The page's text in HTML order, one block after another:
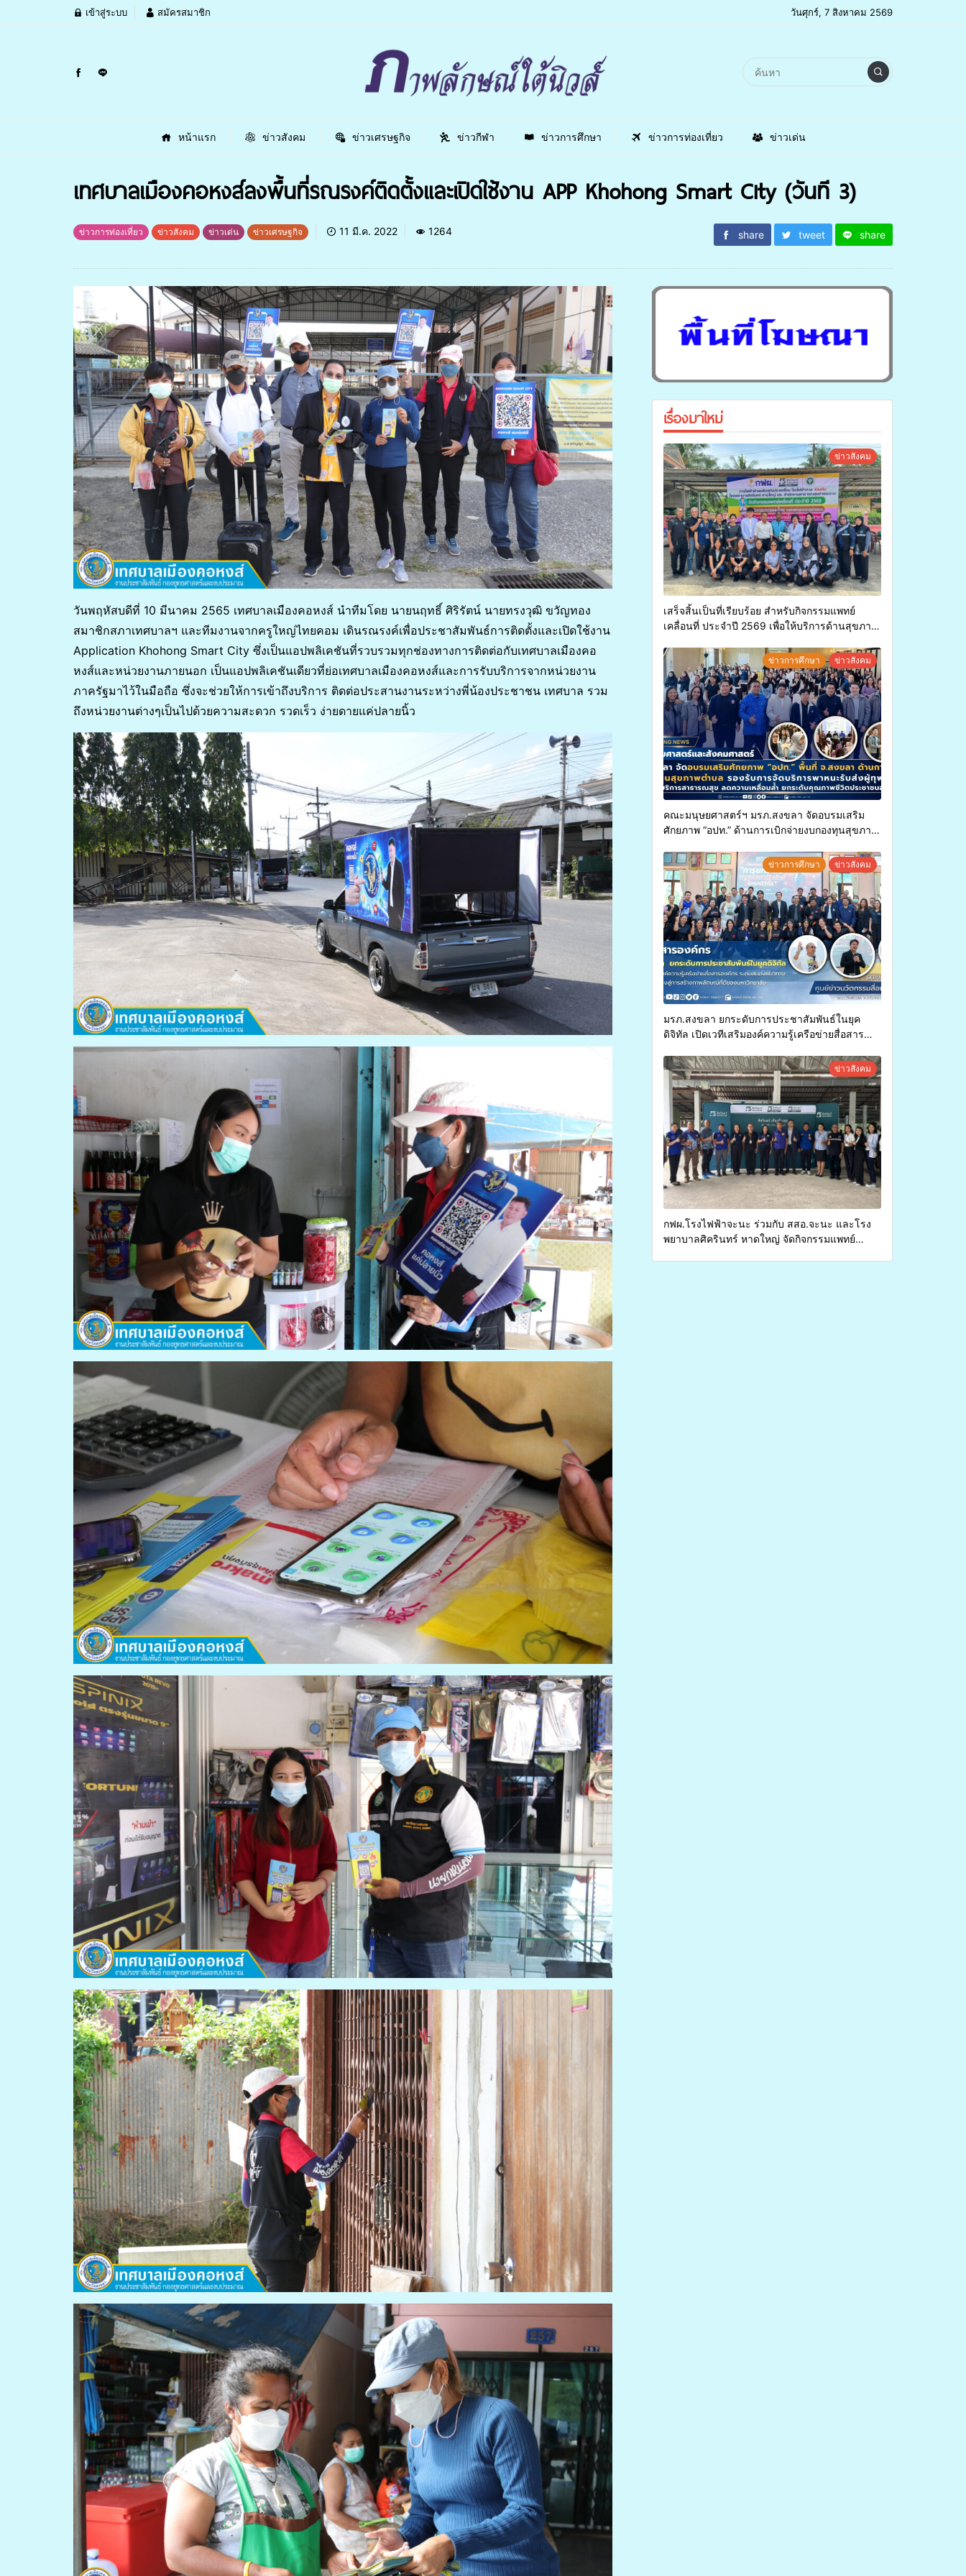
เข้าสู่ระบบ สมัครสมาชิก วันศุกร์, 7 สิงหาคม 2569
หน้าแรก ข่าวสังคม ข่าวเศรษฐกิจ ข่าวกีฬา ข่าวการศึกษา ข่าวการท่องเที่ยว ข่าวเด่น
เทศบาลเมืองคอหงส์ลงพื้นที่รณรงค์ติดตั้งและเปิดใช้งาน APP Khohong Smart City (วันที 3)
ข่าวการท่องเที่ยว ข่าวสังคม ข่าวเด่น ข่าวเศรษฐกิจ 11 มี.ค. 2022 1264 share tweet share
วันพฤหัสบดีที่ 10 มีนาคม 2565 เทศบาลเมืองคอหงส์ นำทีมโดย นายนฤทธิ์ ศิริรัตน์ นายทรงวุฒิ ขวัญทอง
สมาชิกสภาเทศบาลฯ และทีมงานจากครูใหญ่ไทยคอม เดินรณรงค์เพื่อประชาสัมพันธ์การติดตั้งและเปิดใช้งาน
Application Khohong Smart City ซึ่งเป็นแอปพลิเคชันที่รวบรวมทุกช่องทางการติดต่อกับเทศบาลเมืองคอ
หงส์และหน่วยงานภายนอก เป็นแอปพลิเคชันเดียวที่ย่อเทศบาลเมืองคอหงส์และการรับบริการจากหน่วยงาน
ภาครัฐมาไว้ในมือถือ ซึ่งจะช่วยให้การเข้าถึงบริการ ติดต่อประสานงานระหว่างพี่น้องประชาชน เทศบาล รวม
ถึงหน่วยงานต่างๆเป็นไปด้วยความสะดวก รวดเร็ว ง่ายดายแค่ปลายนิ้ว
เรื่องมาใหม่
ข่าวสังคม
เสร็จสิ้นเป็นที่เรียบร้อย สำหรับกิจกรรมแพทย์
เคลื่อนที่ ประจำปี 2569 เพื่อให้บริการด้านสุขภาพ
ข่าวการศึกษา ข่าวสังคม
คณะมนุษยศาสตร์ฯ มรภ.สงขลา จัดอบรมเสริม
ศักยภาพ “อปท.” ด้านการเบิกจ่ายงบกองทุนสุขภาพ
ทุพพลภาพเพื่อเข้ารับบริการสาธารณสุข ลดความ
เหลื่อมล้ำ ยกระดับคุณภาพชีวิตประชาชนอย่าง
ยั่งยืน
ข่าวการศึกษา ข่าวสังคม
มรภ.สงขลา ยกระดับการประชาสัมพันธ์ในยุค
ดิจิทัล เปิดเวทีเสริมองค์ความรู้เครือข่ายสื่อสาร
การสร้างภาพลักษณ์ที่ดีของมหาวิทยาลัยข่าวสังคม
กฟผ.โรงไฟฟ้าจะนะ ร่วมกับ สสอ.จะนะ และโรง
พยาบาลศิครินทร์ หาดใหญ่ จัดกิจกรรมแพทย์